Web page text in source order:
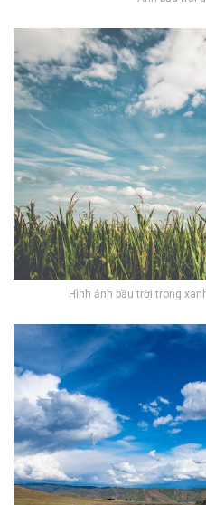
Hình ảnh bầu trời trong